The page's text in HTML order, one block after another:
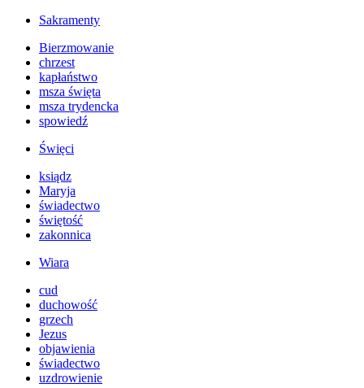
Sakramenty
Bierzmowanie
chrzest
kapłaństwo
msza święta
msza trydencka
spowiedź
Święci
ksiądz
Maryja
świadectwo
świętość
zakonnica
Wiara
cud
duchowość
grzech
Jezus
objawienia
świadectwo
uzdrowienie